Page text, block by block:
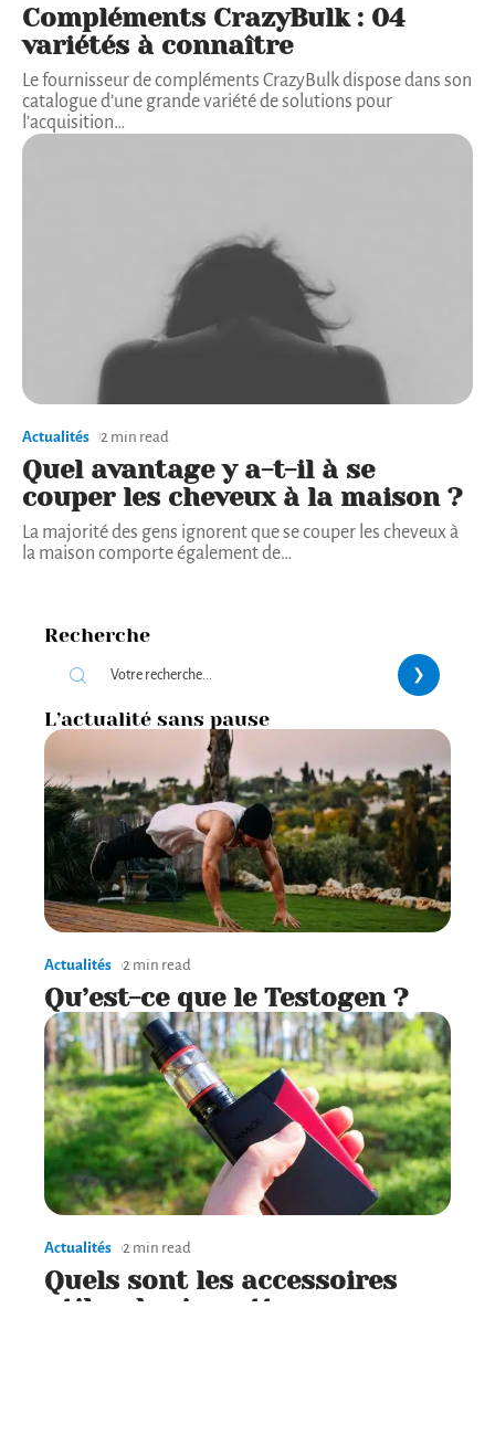
Compléments CrazyBulk : 04
variétés à connaître
Le fournisseur de compléments CrazyBulk dispose dans son
catalogue d’une grande variété de solutions pour
l’acquisition…
Actualités 2 min read
Quel avantage y a-t-il à se
couper les cheveux à la maison ?
La majorité des gens ignorent que se couper les cheveux à
la maison comporte également de…
Recherche
L’actualité sans pause
Actualités 2 min read
Qu’est-ce que le Testogen ?
Actualités 2 min read
Quels sont les accessoires
utiles de cigarette